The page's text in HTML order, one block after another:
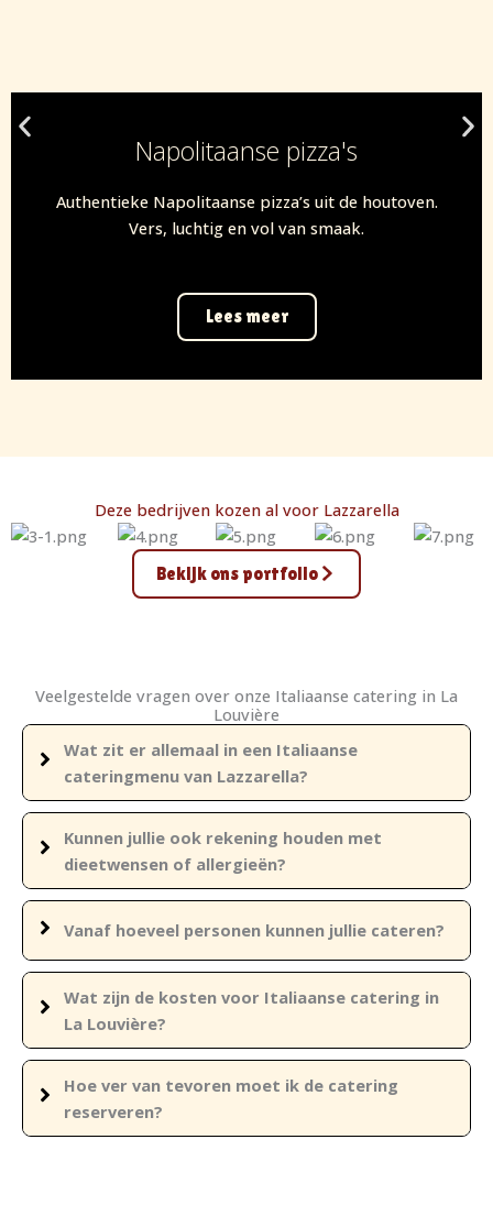
Napolitaanse pizza's
Authentieke Napolitaanse pizza’s uit de houtoven.
Vers, luchtig en vol van smaak.
Lees meer
Deze bedrijven kozen al voor Lazzarella
Bekijk ons portfolio
Veelgestelde vragen over onze Italiaanse catering in La
Louvière
Wat zit er allemaal in een Italiaanse
cateringmenu van Lazzarella?
Kunnen jullie ook rekening houden met
dieetwensen of allergieën?
Vanaf hoeveel personen kunnen jullie cateren?
Wat zijn de kosten voor Italiaanse catering in
La Louvière?
Hoe ver van tevoren moet ik de catering
reserveren?